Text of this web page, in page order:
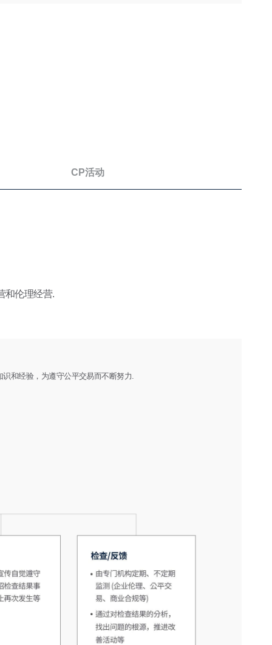
CP活动
和伦理经营.
和经验，为遵守公平交易而不断努力.